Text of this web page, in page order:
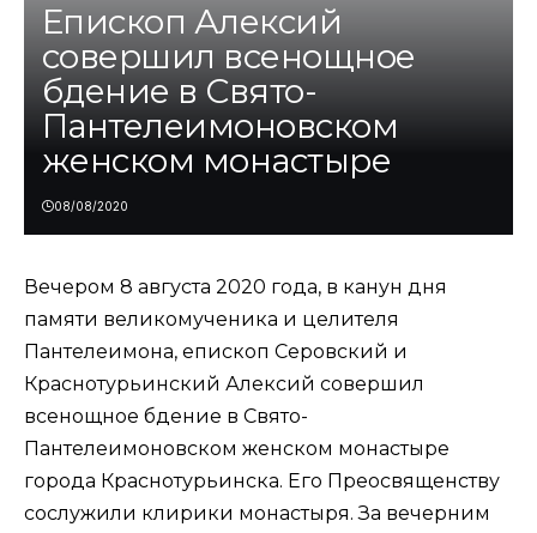
Епископ Алексий
совершил всенощное
бдение в Свято-
Пантелеимоновском
женском монастыре
08/08/2020
Вечером 8 августа 2020 года, в канун дня
памяти великомученика и целителя
Пантелеимона, епископ Серовский и
Краснотурьинский Алексий совершил
всенощное бдение в Свято-
Пантелеимоновском женском монастыре
города Краснотурьинска. Его Преосвященству
сослужили клирики монастыря. За вечерним